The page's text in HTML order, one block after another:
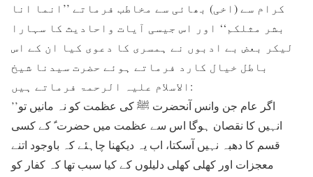
کرام سے (اخی) بھائی سے مخاطب فرماتے ’’انما انا
بشر مثلکم‘‘ اور اس جیسی آیات واحادیث کا سہارا
لیکر بعض بے ادبوں نے ہمسری کا دعوی کیا ان کے اس
باطل خیال کارد فرماتے ہوئے حضرت سیدنا شیخ
الاسلام علیہ الرحمۃ فرماتے ہیں:
’’اگر عام جن وانس آنحضرت ﷺ کی عظمت کو نہ مانیں تو
انہیں کا نقصان ہوگا اس سے عظمت میں حضرت ؑ کے کسی
قسم کا دھبہ نہیں آسکتا، اب یہ دیکھنا چاہئے کہ باوجود اتنے
معجزات اور کھلی کھلی دلیلوں کے کیا سبب تھا کہ کفار کو